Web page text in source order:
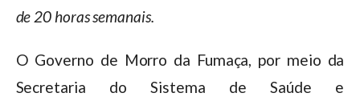
de 20 horas semanais.
O Governo de Morro da Fumaça, por meio da
Secretaria do Sistema de Saúde e